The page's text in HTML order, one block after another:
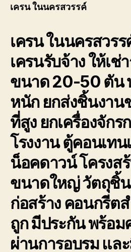
เครน ในนครสวรรค์
เครน ในนครสวรร
เครนรับจ้าง ให้เช่
ขนาด 20-50 ตัน
หนัก ยกส่งชิ้นงา
ที่สูง ยกเครื่องจัก
โรงงาน ตู้คอนเทน
น็อคดาวน์ โครงส
ขนาดใหญ่ วัตถุชิ้
ก่อสร้าง คอนกรีต
ถูก มีประกัน พร้อ
ผ่านการอบรม แล